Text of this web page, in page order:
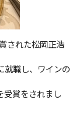
された松岡正浩
就職し、ワインの
受賞をされまし